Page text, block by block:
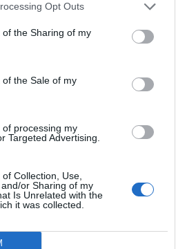
Opt Outs
the Sharing of my
the Sale of my
processing my
Targeted Advertising.
Collection, Use,
or Sharing of my
Is Unrelated with the
it was collected.
2P